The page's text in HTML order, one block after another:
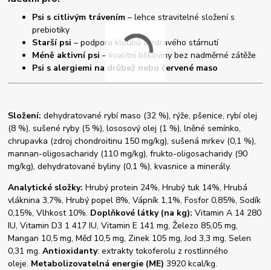
Psi s citlivým trávením – lehce stravitelné složení s
prebiotiky
Starší psi – podpora kloubů a zdravého stárnutí
Méně aktivní psi – kvalitní bílkoviny bez nadměrné zátěže
Psi s alergiemi na drůbež nebo červené maso
Složení: dehydratované rybí maso (32 %), rýže, pšenice, rybí olej
(8 %), sušené ryby (5 %), lososový olej (1 %), lněné semínko,
chrupavka (zdroj chondroitinu 150 mg/kg), sušená mrkev (0,1 %),
mannan-oligosacharidy (110 mg/kg), frukto-oligosacharidy (90
mg/kg), dehydratované byliny (0,1 %), kvasnice a minerály.
Analytické složky: Hrubý protein 24%, Hrubý tuk 14%, Hrubá
vláknina 3,7%, Hrubý popel 8%, Vápník 1,1%, Fosfor 0,85%, Sodík
0,15%, Vlhkost 10%. Doplňkové látky (na kg):Vitamin A 14 280
IU, Vitamin D3 1 417 IU, Vitamin E 141 mg, Železo 85,05 mg,
Mangan 10,5 mg, Měď 10,5 mg, Zinek 105 mg, Jod 3,3 mg, Selen
0,31 mg.Antioxidanty: extrakty tokoferolu z rostlinného
oleje. Metabolizovatelná energie (ME) 3920 kcal/kg.